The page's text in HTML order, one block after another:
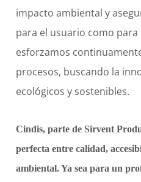
impacto ambiental y
para el usuario como para
esforzamos
procesos, buscando la
ecológicos y sostenibles.
Cindis, parte de Sirvent
perfecta entre calidad,
ambiental. Ya sea para un